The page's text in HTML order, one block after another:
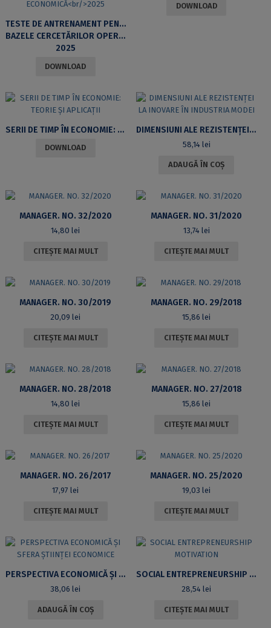
TESTE DE ANTRENAMENT PENTRU EXAMENUL DE LICENȚĂ
BAZELE CERCETĂRILOR OPERAȚIONALE, MICROECONOMIE, MACROECONOMIE CANTITATIVĂ, CIBERNETICĂ ECONOMICĂ
2025
DOWNLOAD
DOWNLOAD
SERII DE TIMP ÎN ECONOMIE: TEORIE ȘI APLICAȚII
DOWNLOAD
DIMENSIUNI ALE REZISTENȚEI LA INOVARE ÎN INDUSTRIA MODEI
58,14 lei
ADAUGĂ ÎN COȘ
MANAGER. NO. 32/2020
14,80lei
CITEȘTE MAI MULT
MANAGER. NO. 31/2020
13,74 lei
CITEȘTE MAI MULT
MANAGER. NO. 30/2019
20,09lei
CITEȘTE MAI MULT
MANAGER. NO. 29/2018
15,86lei
CITEȘTE MAI MULT
MANAGER. NO. 28/2018
14,80lei
CITEȘTE MAI MULT
MANAGER. NO. 27/2018
15,86lei
CITEȘTE MAI MULT
MANAGER. NO. 26/2017
17,97lei
CITEȘTE MAI MULT
MANAGER. NO. 25/2020
19,03lei
CITEȘTE MAI MULT
PERSPECTIVA ECONOMICĂ ȘI SFERA ȘTIINȚEI ECONOMICE
38,06lei
ADAUGĂ ÎN COȘ
SOCIAL ENTREPRENEURSHIP MOTIVATION
28,54lei
CITEȘTE MAI MULT